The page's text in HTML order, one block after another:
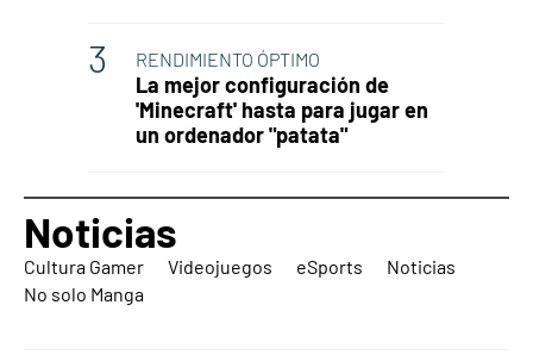
RENDIMIENTO ÓPTIMO
La mejor configuración de
'Minecraft' hasta para jugar en
un ordenador "patata"
Noticias
Cultura Gamer Videojuegos eSports
Noticias
No solo Manga